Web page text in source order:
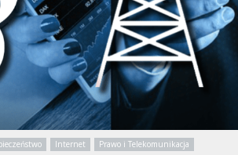
Internet
Prawo i Telekomunikacja